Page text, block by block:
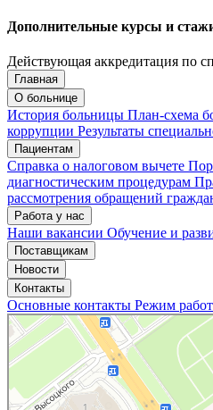
Дополнительные курсы и
Действующая аккредитация по
Запись на приём
Подтвердить запись Отмена
Запись подтверждена
Мои записи
Главная
О больнице
История больницы План-схема
коррупции Результаты
Пациентам
Справка о налоговом вычете
диагностическим процедурам
рассмотрения обращений
Работа у нас
Наши вакансии Обучение и
Поставщикам
Новости
Контакты
Основные контакты Режим
«Нижегородская областная клиническая
Отделение больницы, госпиталя в Нижнем
Больница для взрослых в Нижнем Новгороде